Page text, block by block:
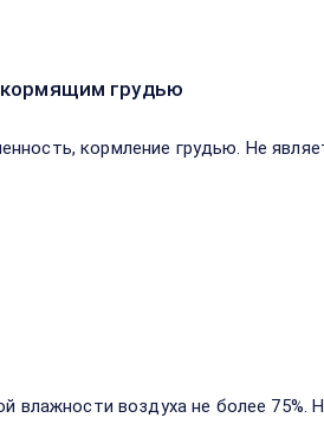
грудью
кормление грудью. Не
влажности воздуха не более 75%.